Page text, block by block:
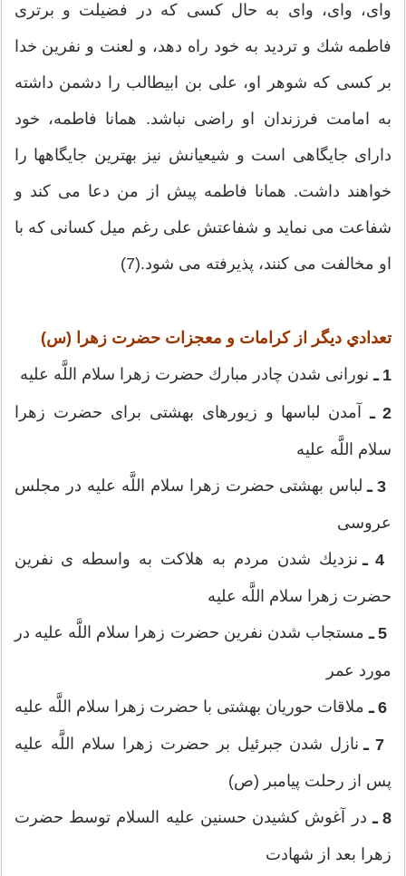
واى، واى، واى به حال كسى كه در فضيلت و برترى
فاطمه شك و ترديد به خود راه دهد، و لعنت و نفرين خدا
بر كسى كه شوهر او، على بن ابیطالب را دشمن داشته
به امامت فرزندان او راضى نباشد. همانا فاطمه، خود
داراى جايگاهى است و شيعيانش نيز بهترين جايگاه‏ها را
خواهند داشت. همانا فاطمه پيش از من دعا مى ‏كند و
شفاعت مى‏ نمايد و شفاعتش على ‏رغم ميل كسانى كه با
او مخالفت مى‏ كنند، پذيرفته مى‏ شود.(7)
تعدادي ديگر از كرامات و معجزات حضرت زهرا (س)
1 ـ نورانى شدن چادر مبارك حضرت زهرا سلام ‏اللَّه‏ عليه
2 ـ آمدن لباس‏ها و زيورهاى بهشتى براى حضرت زهرا
سلام اللَّه‏ عليه
3 ـ لباس بهشتى حضرت زهرا سلام‏ اللَّه‏ عليه در مجلس
عروسى
4 ـ نزديك شدن مردم به هلاكت به واسطه‏ ى نفرين
حضرت زهرا سلام ‏اللَّه‏ عليه
5 ـ مستجاب شدن نفرين حضرت زهرا سلام‏ اللَّه‏ عليه در
مورد عمر
6 ـ ملاقات حوريان بهشتى با حضرت زهرا سلام ‏اللَّه‏ عليه
7 ـ نازل شدن جبرئيل بر حضرت زهرا سلام‏ اللَّه‏ عليه
پس از رحلت پيامبر (ص)
8 ـ در آغوش كشيدن حسنين عليه السلام توسط حضرت
زهرا بعد از شهادت